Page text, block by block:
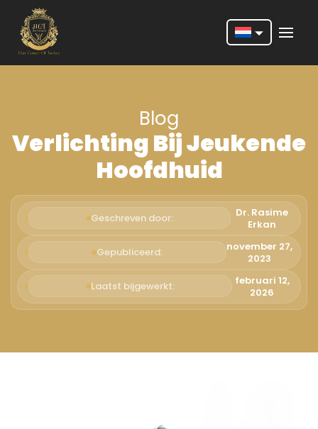
Deutsch
Español
Türkçe
Italiano
Română
Blog
Verlichting Bij Jeukende
Hoofdhuid
Geschreven door:
Dr. Rasime
Erkan
Gepubliceerd:
november 27,
2023
Laatst bijgewerkt:
februari 12,
2026